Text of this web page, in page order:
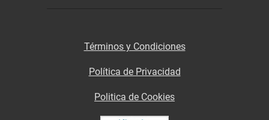
Términos y Condiciones
Política de Privacidad
Politica de Cookies